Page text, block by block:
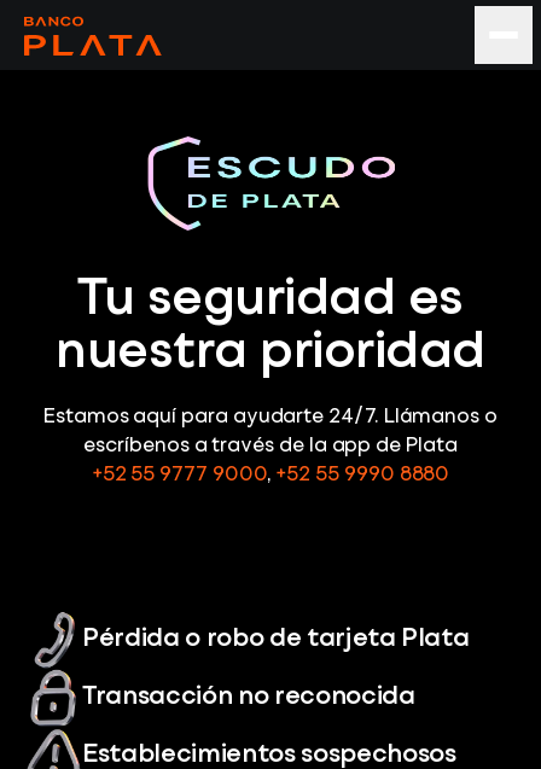
Tu seguridad es
nuestra prioridad
Estamos aquí para ayudarte 24/7. Llámanos o
escríbenos a través de la app de Plata
+52 55 9777 9000, +52 55 9990 8880
Pérdida o robo de tarjeta Plata
Transacción no reconocida
Establecimientos sospechosos